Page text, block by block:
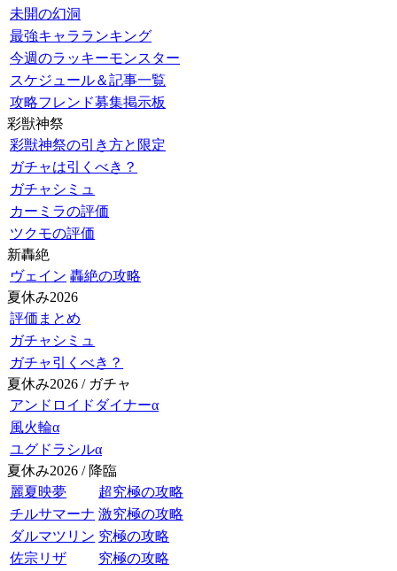
未開の幻洞
最強キャラランキング
今週のラッキーモンスター
スケジュール＆記事一覧
攻略フレンド募集掲示板
彩獣神祭
彩獣神祭の引き方と限定
ガチャは引くべき？
ガチャシミュ
カーミラの評価
ツクモの評価
新轟絶
ヴェイン 轟絶の攻略
夏休み2026
評価まとめ
ガチャシミュ
ガチャ引くべき？
夏休み2026 / ガチャ
アンドロイドダイナーα
風火輪α
ユグドラシルα
夏休み2026 / 降臨
麗夏映夢
超究極の攻略
チルサマーナ 激究極の攻略
ダルマツリン 究極の攻略
佐宗リザ
究極の攻略